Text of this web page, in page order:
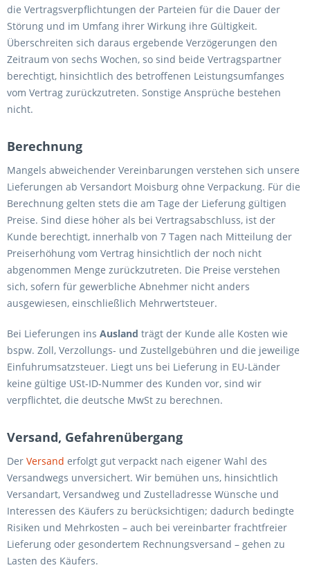
die Vertragsverpflichtungen der Parteien für die Dauer der
Störung und im Umfang ihrer Wirkung ihre Gültigkeit.
Überschreiten sich daraus ergebende Verzögerungen den
Zeitraum von sechs Wochen, so sind beide Vertragspartner
berechtigt, hinsichtlich des betroffenen Leistungsumfanges
vom Vertrag zurückzutreten. Sonstige Ansprüche bestehen
nicht.
Berechnung
Mangels abweichender Vereinbarungen verstehen sich unsere
Lieferungen ab Versandort Moisburg ohne Verpackung. Für die
Berechnung gelten stets die am Tage der Lieferung gültigen
Preise. Sind diese höher als bei Vertragsabschluss, ist der
Kunde berechtigt, innerhalb von 7 Tagen nach Mitteilung der
Preiserhöhung vom Vertrag hinsichtlich der noch nicht
abgenommen Menge zurückzutreten. Die Preise verstehen
sich, sofern für gewerbliche Abnehmer nicht anders
ausgewiesen, einschließlich Mehrwertsteuer.
Bei Lieferungen ins Ausland trägt der Kunde alle Kosten wie
bspw. Zoll, Verzollungs- und Zustellgebühren und die jeweilige
Einfuhrumsatzsteuer. Liegt uns bei Lieferung in EU-Länder
keine gültige USt-ID-Nummer des Kunden vor, sind wir
verpflichtet, die deutsche MwSt zu berechnen.
Versand, Gefahrenübergang
Der Versand erfolgt gut verpackt nach eigener Wahl des
Versandwegs unversichert. Wir bemühen uns, hinsichtlich
Versandart, Versandweg und Zustelladresse Wünsche und
Interessen des Käufers zu berücksichtigen; dadurch bedingte
Risiken und Mehrkosten – auch bei vereinbarter frachtfreier
Lieferung oder gesondertem Rechnungsversand – gehen zu
Lasten des Käufers.